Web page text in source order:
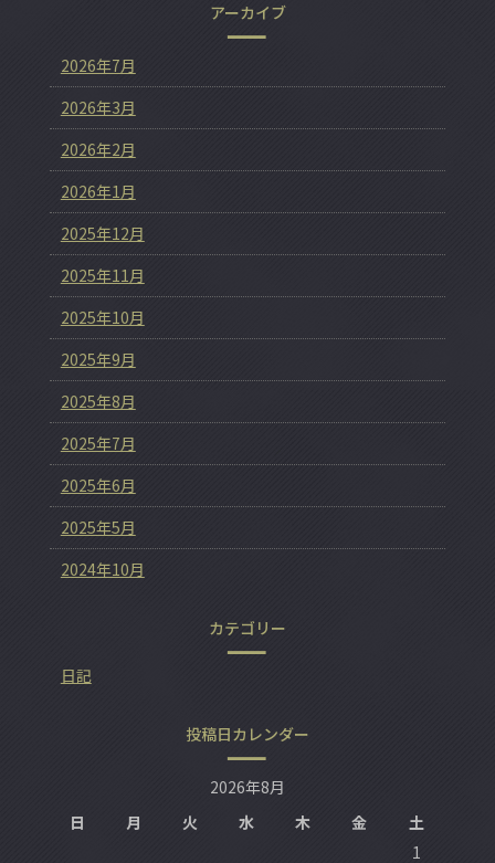
アーカイブ
2026年7月
2026年3月
2026年2月
2026年1月
2025年12月
2025年11月
2025年10月
2025年9月
2025年8月
2025年7月
2025年6月
2025年5月
2024年10月
カテゴリー
日記
投稿日カレンダー
2026年8月
日
月 火 水 木 金
土
1